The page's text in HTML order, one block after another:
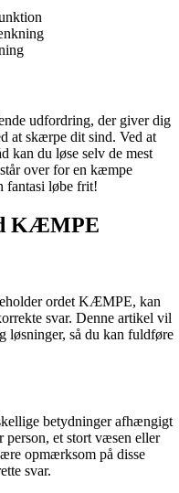
udfordring, der giver dig
at skærpe dit sind. Ved at
kan du løse selv de mest
over for en kæmpe
fantasi løbe frit!
KÆMPE
ordet KÆMPE, kan
svar. Denne artikel vil
løsninger, så du kan fuldføre
betydninger afhængigt
person, et stort væsen eller
opmærksom på disse
svar.